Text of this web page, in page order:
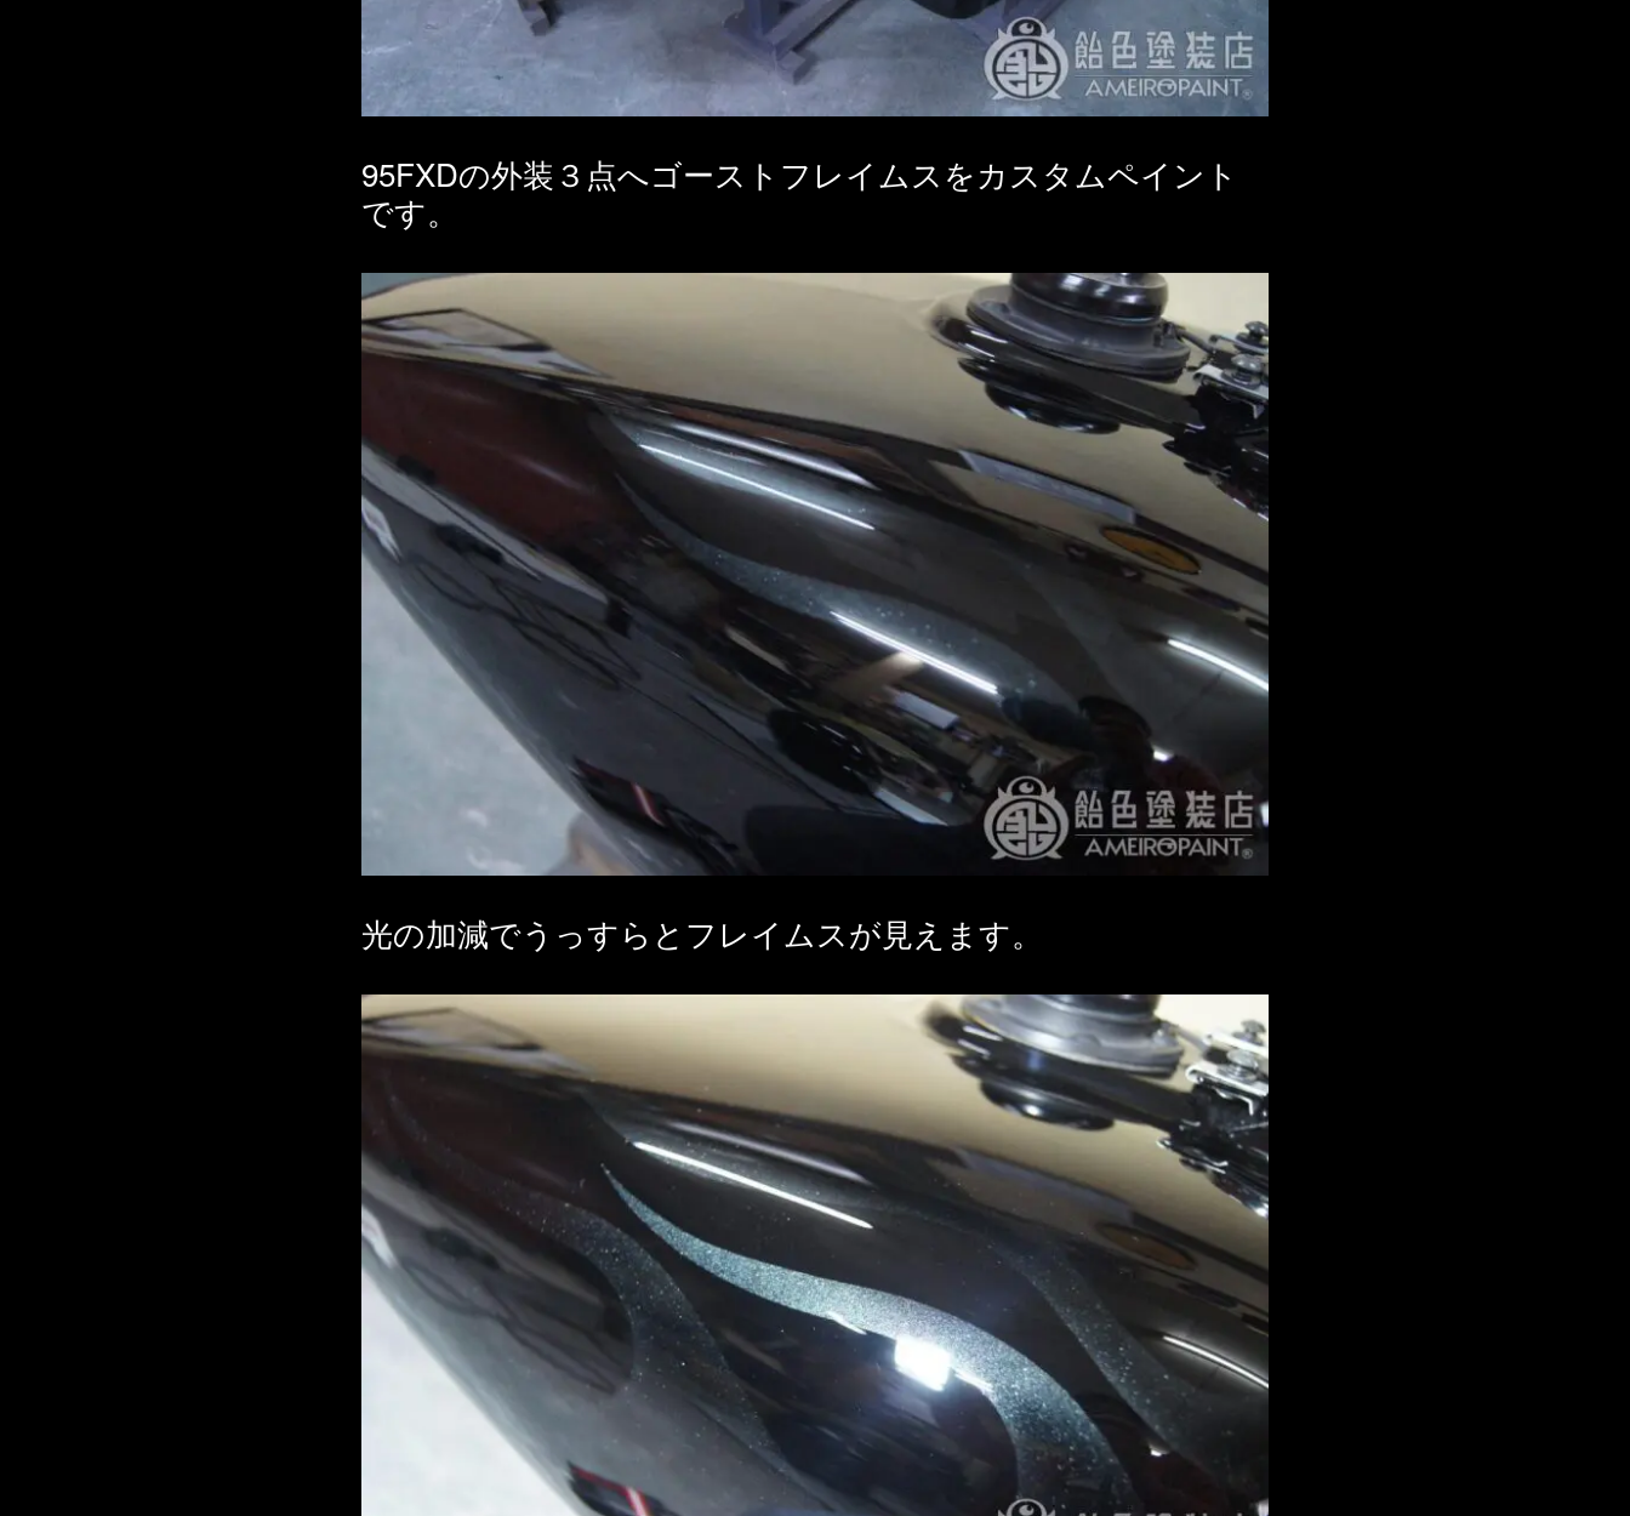
95FXDの外装３点へゴーストフレイムスをカスタムペイント
です。
光の加減でうっすらとフレイムスが見えます。